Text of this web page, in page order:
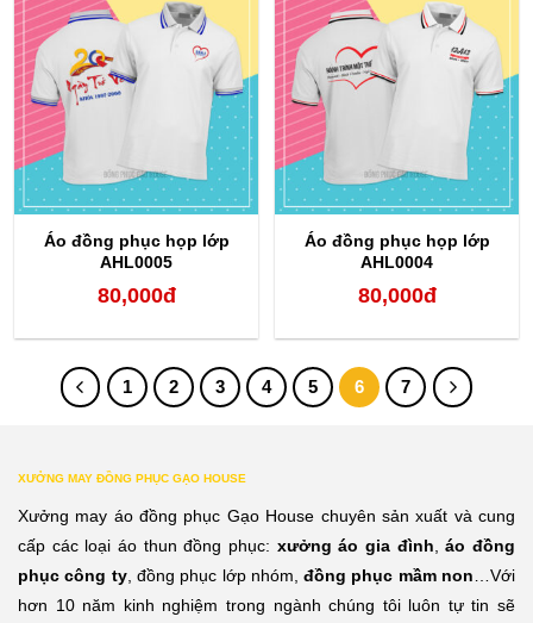
Áo đồng phục họp lớp
AHL0005
80,000đ
Áo đồng phục họp lớp
AHL0004
80,000đ
1 2 3 4 5 6 7
XƯỞNG MAY ĐỒNG PHỤC GẠO HOUSE
Xưởng may áo đồng phục Gạo House chuyên sản xuất và cung
cấp các loại áo thun đồng phục: xưởng áo gia đình ,áo đồng
phục công ty, đồng phục lớp nhóm,đồng phục mầm non …Với
hơn 10 năm kinh nghiệm trong ngành chúng tôi luôn tự tin sẽ